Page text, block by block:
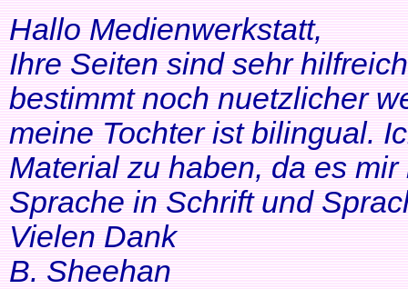
Hallo Medienwerkstatt,
Ihre Seiten sind sehr
bestimmt noch nuetzlicher
meine Tochter ist bilingual.
Material zu haben, da es
Sprache in Schrift und
Vielen Dank
B. Sheehan